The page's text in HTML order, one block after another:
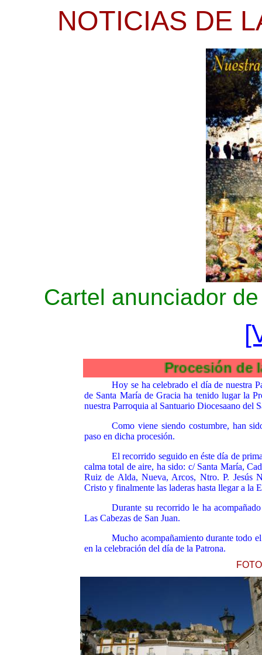
NOTICIAS DE
Cartel anunciador
Procesión de
Hoy se ha celebrado el día de nuestra
de Santa María de Gracia ha tenido lugar la
nuestra Parroquia al Santuario Diocesaano del
Como viene siendo costumbre, han
paso en dicha procesión.
El recorrido seguido en éste día de
calma total de aire, ha sido: c/ Santa María,
Ruiz de Alda, Nueva, Arcos, Ntro. P. Jesús
Cristo y finalmente las laderas hasta llegar a la
Durante su recorrido le ha
Las Cabezas de San Juan.
Mucho acompañamiento durante todo
en la celebración del día de la Patrona.